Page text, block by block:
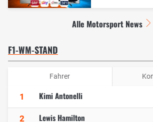
Alle Motorsport News
F1-WM-STAND
Fahrer
1 Kimi Antonelli
2 Lewis Hamilton